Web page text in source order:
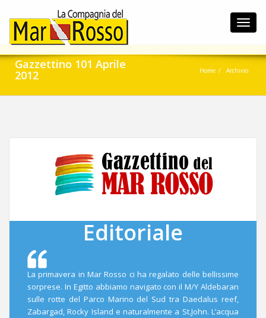
Gazzettino 101 Aprile
2012 Home Archivio
Editoriale
La primavera in Mar Rosso ci ha regalato delle bellissime
sorprese. In Egitto abbiamo navigato con il M/Y Aldebaran
sulle rotte del Parco Marino del Sud tra Daedalus reef,
Zabargad, Rocky Island e naturalmente a St.John. L’acqua